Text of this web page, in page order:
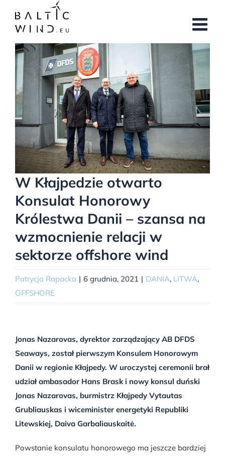
zawartości
Pokaż
większy
obrazek
W Kłajpedzie otwarto
Konsulat Honorowy
Królestwa Danii – szansa na
wzmocnienie relacji w
sektorze offshore wind
Patrycja Rapacka | 6 grudnia, 2021 | DANIA, LITWA,
OFFSHORE
Jonas Nazarovas, dyrektor zarządzający AB DFDS
Seaways, został pierwszym Konsulem Honorowym
Danii w regionie Kłajpedy. W uroczystej ceremonii brał
udział ambasador Hans Brask i nowy konsul duński
Jonas Nazarovas, burmistrz Kłajpedy Vytautas
Grubliauskas i wiceminister energetyki Republiki
Litewskiej, Daiva Garbaliauskaitė.
Powstanie konsulatu honorowego ma jeszcze bardziej